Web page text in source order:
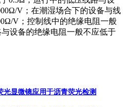
V；在潮湿场合下的设备与线
V；控制线中的绝缘电阻一般
设备的绝缘电阻一般不应低于
光显微镜应用于沥青荧光检测